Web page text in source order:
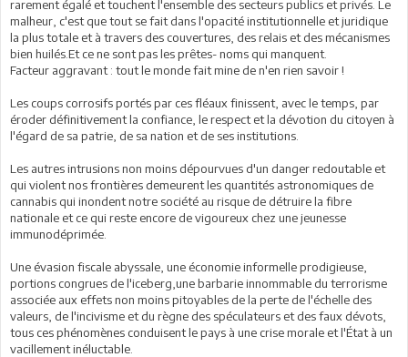
rarement égalé et touchent l'ensemble des secteurs publics et privés. Le
malheur, c'est que tout se fait dans l'opacité institutionnelle et juridique
la plus totale et à travers des couvertures, des relais et des mécanismes
bien huilés.Et ce ne sont pas les prêtes- noms qui manquent.
Facteur aggravant : tout le monde fait mine de n'en rien savoir !
Les coups corrosifs portés par ces fléaux finissent, avec le temps, par
éroder définitivement la confiance, le respect et la dévotion du citoyen à
l'égard de sa patrie, de sa nation et de ses institutions.
Les autres intrusions non moins dépourvues d'un danger redoutable et
qui violent nos frontières demeurent les quantités astronomiques de
cannabis qui inondent notre société au risque de détruire la fibre
nationale et ce qui reste encore de vigoureux chez une jeunesse
immunodéprimée.
Une évasion fiscale abyssale, une économie informelle prodigieuse,
portions congrues de l'iceberg,une barbarie innommable du terrorisme
associée aux effets non moins pitoyables de la perte de l'échelle des
valeurs, de l'incivisme et du règne des spéculateurs et des faux dévots,
tous ces phénomènes conduisent le pays à une crise morale et l'État à un
vacillement inéluctable.